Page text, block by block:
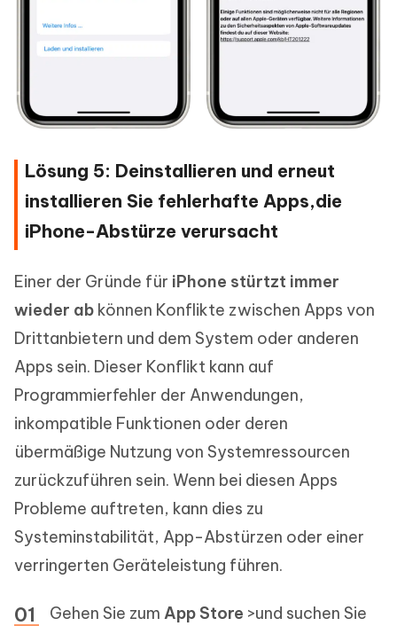
Lösung 5: Deinstallieren und erneut
installieren Sie fehlerhafte Apps,die
iPhone-Abstürze verursacht
Einer der Gründe für iPhone stürtzt immer
wieder ab können Konflikte zwischen Apps von
Drittanbietern und dem System oder anderen
Apps sein. Dieser Konflikt kann auf
Programmierfehler der Anwendungen,
inkompatible Funktionen oder deren
übermäßige Nutzung von Systemressourcen
zurückzuführen sein. Wenn bei diesen Apps
Probleme auftreten, kann dies zu
Systeminstabilität, App-Abstürzen oder einer
verringerten Geräteleistung führen.
Gehen Sie zum App Store >und suchen Sie